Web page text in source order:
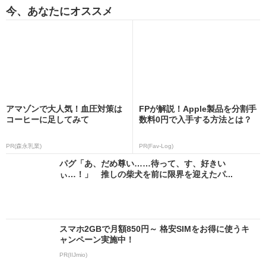
今、あなたにオススメ
アマゾンで大人気！血圧対策は
コーヒーに足してみて
PR(森永乳業)
FPが解説！Apple製品を分割手
数料0円で入手する方法とは？
PR(Fav-Log)
パグ「あ、だめ尊い……待って、す、好きい
ぃ…！」 推しの柴犬を前に限界を迎えたパ...
スマホ2GBで月額850円～ 格安SIMをお得に使うキ
ャンペーン実施中！
PR(IIJmio)